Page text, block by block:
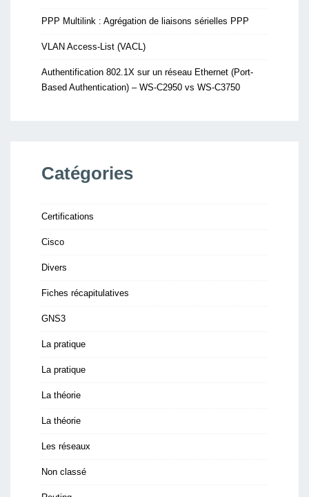
PPP Multilink : Agrégation de liaisons sérielles PPP
VLAN Access-List (VACL)
Authentification 802.1X sur un réseau Ethernet (Port-
Based Authentication) – WS-C2950 vs WS-C3750
Catégories
Certifications
Cisco
Divers
Fiches récapitulatives
GNS3
La pratique
La pratique
La théorie
La théorie
Les réseaux
Non classé